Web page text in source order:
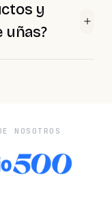
y
uñas?
NOSOTROS